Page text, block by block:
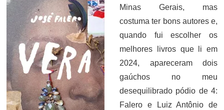
Minas Gerais, mas
costuma ter bons autores e,
quando fui escolher os
melhores livros que li em
2024, apareceram dois
gaúchos no meu
desequilibrado pódio de 4:
Falero e Luiz Antônio de